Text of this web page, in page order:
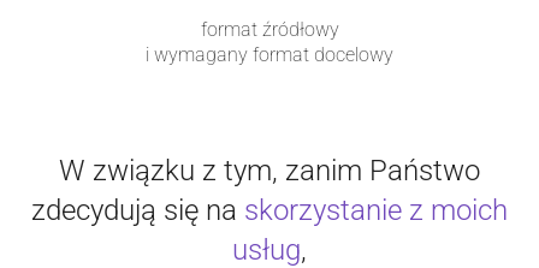
format źródłowy
i wymagany format docelowy
W związku z tym, zanim Państwo
zdecydują się na skorzystanie z moich
usług,